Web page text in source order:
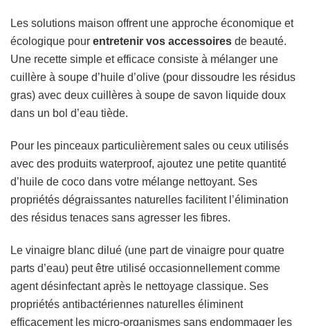
Les solutions maison offrent une approche économique et
écologique pour entretenir vos accessoires de beauté.
Une recette simple et efficace consiste à mélanger une
cuillère à soupe d’huile d’olive (pour dissoudre les résidus
gras) avec deux cuillères à soupe de savon liquide doux
dans un bol d’eau tiède.
Pour les pinceaux particulièrement sales ou ceux utilisés
avec des produits waterproof, ajoutez une petite quantité
d’huile de coco dans votre mélange nettoyant. Ses
propriétés dégraissantes naturelles facilitent l’élimination
des résidus tenaces sans agresser les fibres.
Le vinaigre blanc dilué (une part de vinaigre pour quatre
parts d’eau) peut être utilisé occasionnellement comme
agent désinfectant après le nettoyage classique. Ses
propriétés antibactériennes naturelles éliminent
efficacement les micro-organismes sans endommager les